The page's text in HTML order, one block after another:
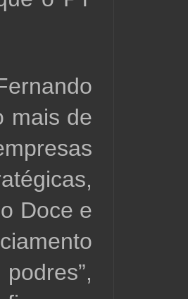
mais de
Doce e